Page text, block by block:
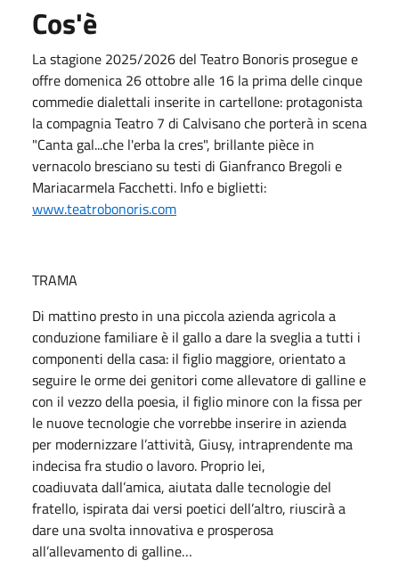
Cos'è
La stagione 2025/2026 del Teatro Bonoris prosegue e
offre domenica 26 ottobre alle 16 la prima delle cinque
commedie dialettali inserite in cartellone: protagonista
la compagnia Teatro 7 di Calvisano che porterà in scena
"Canta gal...che l'erba la cres", brillante pièce in
vernacolo bresciano su testi di Gianfranco Bregoli e
Mariacarmela Facchetti. Info e biglietti:
www.teatrobonoris.com
TRAMA
Di mattino presto in una piccola azienda agricola a
conduzione familiare è il gallo a dare la sveglia a tutti i
componenti della casa: il figlio maggiore, orientato a
seguire le orme dei genitori come allevatore di galline e
con il vezzo della poesia, il figlio minore con la fissa per
le nuove tecnologie che vorrebbe inserire in azienda
per modernizzare l’attività, Giusy, intraprendente ma
indecisa fra studio o lavoro. Proprio lei,
coadiuvata dall’amica, aiutata dalle tecnologie del
fratello, ispirata dai versi poetici dell’altro, riuscirà a
dare una svolta innovativa e prosperosa
all’allevamento di galline…